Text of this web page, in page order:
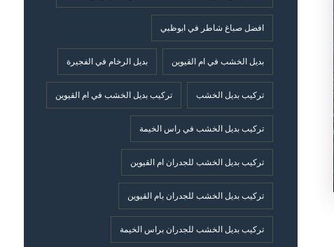
افضل صباغ شاطر في ابوظبي
بديل الخشب في ام القيوين بديل الرخام في الفجيرة
تركيب بديل الخشب تركيب بديل الخشب في ام القيوين
تركيب بديل الخشب في راس الخيمة
تركيب بديل الخشب للجدران ام القيوين
تركيب بديل الخشب للجدران بام القيوين
تركيب بديل الخشب للجدران براس الخيمة